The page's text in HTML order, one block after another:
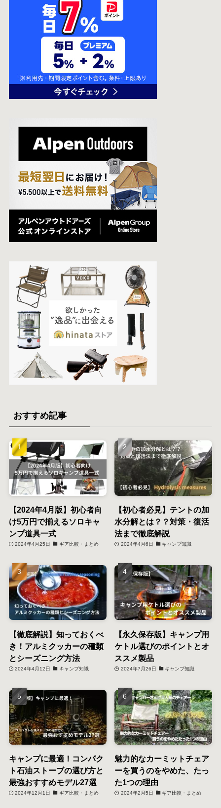
おすすめ記事
【2024年4月版】初心者向
け5万円で揃えるソロキャ
ンプ道具一式
2024年4月25日 ギア比較・まとめ
【初心者必見】テントの加
水分解とは？？対策・復活
法まで徹底解説
2024年4月6日 キャンプ知識
【徹底解説】知っておくべ
き！アルミクッカーの種類
とシーズニング方法
2024年4月12日 キャンプ知識
【永久保存版】キャンプ用
ケトル選びのポイントとオ
ススメ製品
2024年7月26日 キャンプ知識
キャンプに最適！コンパク
ト石油ストーブの選び方と
最強おすすめモデル27選
2024年12月1日 ギア比較・まとめ
魅力的なカーミットチェア
ーを買うのをやめた、たっ
た1つの理由
2024年2月5日 ギア比較・まとめ